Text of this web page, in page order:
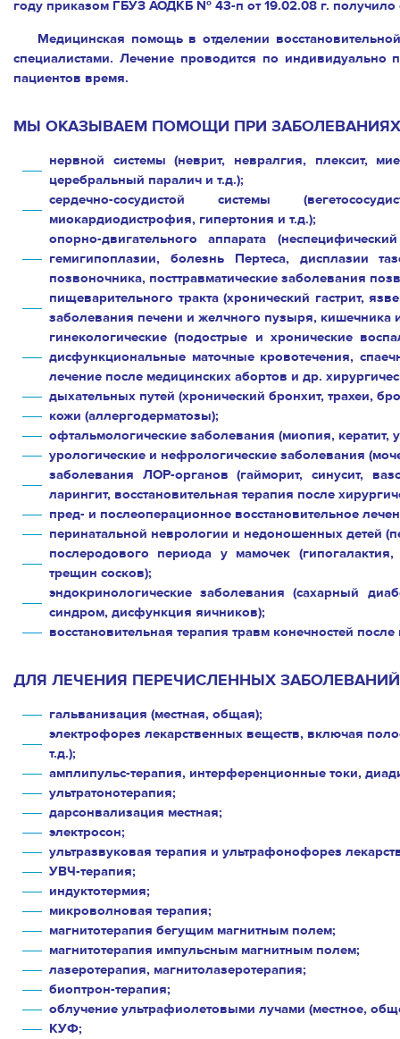
году приказом ГБУЗ АОДКБ № 43-п от 19.02.08 г. получило
Медицинская помощь в отделении
специалистами. Лечение проводится по
пациентов время.
МЫ ОКАЗЫВАЕМ ПОМОЩИ ПРИ
нервной системы (неврит, невралгия, плексит,
церебральный паралич и т.д.);
сердечно-сосудистой системы
миокардиодистрофия, гипертония и т.д.);
опорно-двигательного аппарата
гемигипоплазии, болезнь Пертеса, дисплазии
позвоночника, посттравматические заболевания
пищеварительного тракта (хронический гастрит,
заболевания печени и желчного пузыря, кишечника
гинекологические (подострые и хронические
дисфункциональные маточные кровотечения,
лечение после медицинских абортов и др.
дыхательных путей (хронический бронхит, трахеи,
кожи (аллергодерматозы);
офтальмологические заболевания (миопия, кератит,
урологические и нефрологические заболевания
заболевания ЛОР-органов (гайморит, синусит,
ларингит, восстановительная терапия после
пред- и послеоперационное восстановительное
перинатальной неврологии и недоношенных детей
послеродового периода у мамочек
трещин сосков);
эндокринологические заболевания (сахарный
синдром, дисфункция яичников);
восстановительная терапия травм конечностей
ДЛЯ ЛЕЧЕНИЯ ПЕРЕЧИСЛЕННЫХ
гальванизация (местная, общая);
электрофорез лекарственных веществ, включая
т.д.);
амплипульс-терапия, интерференционные токи,
ультратонотерапия;
дарсонвализация местная;
электросон;
ультразвуковая терапия и ультрафонофорез
УВЧ-терапия;
индуктотермия;
микроволновая терапия;
магнитотерапия бегущим магнитным полем;
магнитотерапия импульсным магнитным полем;
лазеротерапия, магнитолазеротерапия;
биоптрон-терапия;
облучение ультрафиолетовыми лучами (местное,
КУФ;